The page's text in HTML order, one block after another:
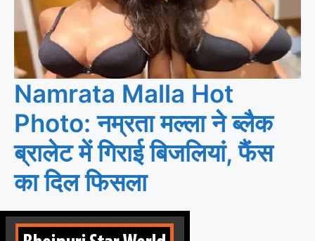
Namrata Malla Hot
Photo: नम्रता मल्ला ने ब्लैक
ब्रालेट में गिराई बिजलियां, फैंस
का दिल फिसला